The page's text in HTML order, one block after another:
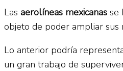
Las aerolíneas mexicanas se
objeto de poder ampliar sus
Lo anterior podría
un gran trabajo de